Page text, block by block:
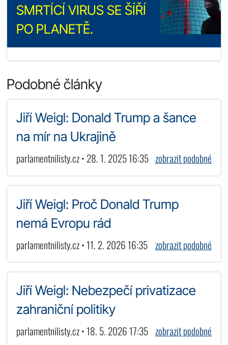
SMRTÍCÍ VIRUS SE ŠÍŘÍ
PO PLANETĚ.
Podobné články
Jiří Weigl: Donald Trump a šance
na mír na Ukrajině
parlamentnilisty.cz • 28. 1. 2025 16:35 zobrazit podobné
Jiří Weigl: Proč Donald Trump
nemá Evropu rád
parlamentnilisty.cz • 11. 2. 2026 16:35 zobrazit podobné
Jiří Weigl: Nebezpečí privatizace
zahraniční politiky
parlamentnilisty.cz • 18. 5. 2026 17:35 zobrazit podobné